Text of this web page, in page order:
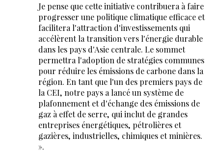
Je pense que cette initiative contribuera à faire
progresser une politique climatique efficace et
facilitera l'attraction d'investissements qui
accélèrent la transition vers l'énergie durable
dans les pays d'Asie centrale. Le sommet
permettra l'adoption de stratégies communes
pour réduire les émissions de carbone dans la
région. En tant que l'un des premiers pays de
la CEI, notre pays a lancé un système de
plafonnement et d'échange des émissions de
gaz à effet de serre, qui inclut de grandes
entreprises énergétiques, pétrolières et
gazières, industrielles, chimiques et minières.
».